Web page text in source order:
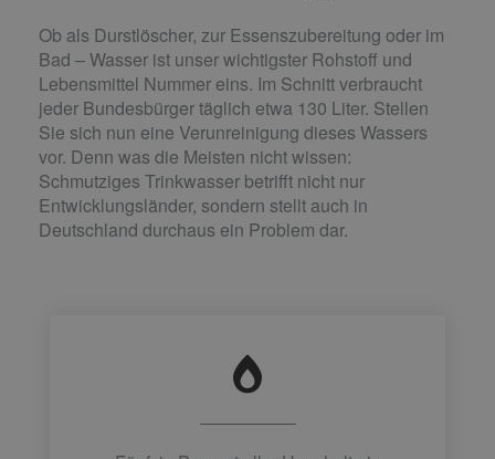
Ob als Durstlöscher, zur Essenszubereitung oder im
Bad – Wasser ist unser wichtigster Rohstoff und
Lebensmittel Nummer eins. Im Schnitt verbraucht
jeder Bundesbürger täglich etwa 130 Liter. Stellen
Sie sich nun eine Verunreinigung dieses Wassers
vor. Denn was die Meisten nicht wissen:
Schmutziges Trinkwasser betrifft nicht nur
Entwicklungsländer, sondern stellt auch in
Deutschland durchaus ein Problem dar.